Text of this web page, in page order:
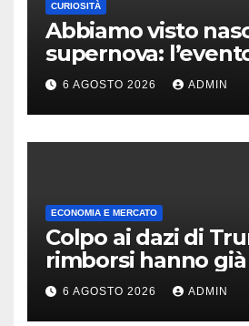
CURIOSITÀ
Abbiamo visto
supernova:
rarissimo
6 AGOSTO 2026 ADMIN
ECONOMIA E MERCATO
Colpo ai dazi di
rimborsi hanno già
100 miliardi di dollari
6 AGOSTO 2026 ADMIN